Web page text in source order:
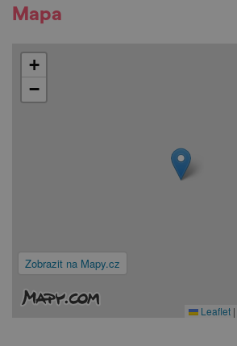
Mapa
Zobrazit na Mapy.cz
+
−
Leaflet |